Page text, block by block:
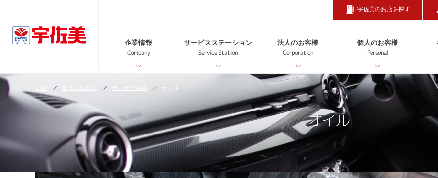
宇佐美のお店を探す
企業情報
Company
サービスステーション
Service Station
法人のお客様
Corporation
個人のお客様
Personal
個人のお客様 カーケア商品 オイル
オイル